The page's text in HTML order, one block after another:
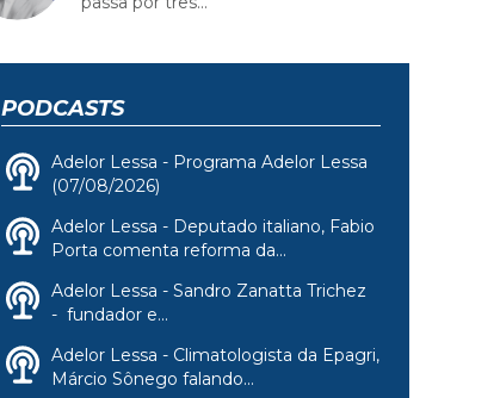
PODCASTS
Adelor Lessa - Programa Adelor Lessa
(07/08/2026)
Adelor Lessa - Deputado italiano, Fabio
Porta comenta reforma da...
Adelor Lessa - Sandro Zanatta Trichez
- fundador e...
Adelor Lessa - Climatologista da Epagri,
Márcio Sônego falando...